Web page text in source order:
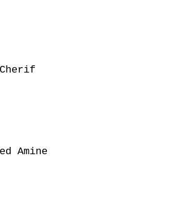
Cherif
Amine